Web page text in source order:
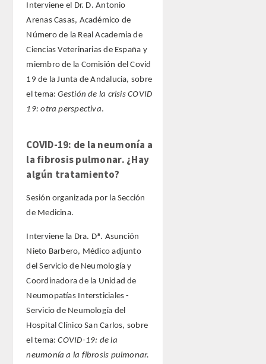
Interviene el Dr. D. Antonio
Arenas Casas, Académico de
Número de la Real Academia de
Ciencias Veterinarias de España y
miembro de la Comisión del Covid
19 de la Junta de Andalucia, sobre
el tema:Gestión de la crisis COVID
19: otra perspectiva.
COVID-19: de la neumonía a
la fibrosis pulmonar. ¿Hay
algún tratamiento?
Sesión organizada por la Sección
de Medicina.
Interviene la Dra. Dª. Asunción
Nieto Barbero, Médico adjunto
del Servicio de Neumología y
Coordinadora de la Unidad de
Neumopatías Intersticiales -
Servicio de Neumología del
Hospital Clínico San Carlos, sobre
el tema:COVID-19: de la
neumonía a la fibrosis pulmonar.